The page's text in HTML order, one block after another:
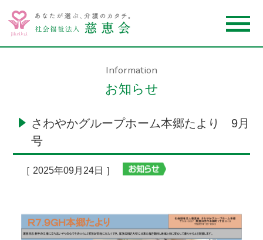
Information
お知らせ
さわやかグループホーム本郷たより 9月
号
［ 2025年09月24日 ］